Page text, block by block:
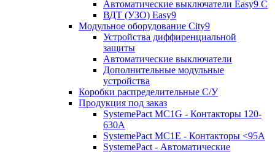
Автоматические выключатели Easy9 С
ВДТ (УЗО) Easy9
Модульное оборудование City9
Устройства диффиренциальной
защиты
Автоматические выключатели
Дополнительные модульные
устройства
Коробки распределительные C/У
Продукция под заказ
SystemePact MC1G - Контакторы 120-
630A
SystemePact MC1E - Контакторы <95A
SystemePact - Автоматические